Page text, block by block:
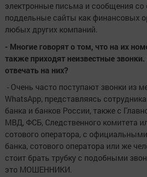
электронные письма и сообщения со
поддельные сайты как финансовых
любых других компаний.
- Многие говорят о том, что на их
также приходят неизвестные
отвечать на них?
- Очень часто поступают звонки из
WhatsApp, представляясь
банка и банков России, также с
МВД, ФСБ, Следственного комитета
сотового оператора, с
банка, сотового оператора или же
стоит брать трубку с подобными
это МОШЕННИКИ.